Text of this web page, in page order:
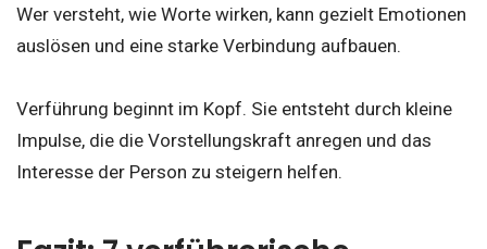
Wer versteht, wie Worte wirken, kann gezielt Emotionen
auslösen und eine starke Verbindung aufbauen.
Verführung beginnt im Kopf. Sie entsteht durch kleine
Impulse, die die Vorstellungskraft anregen und das
Interesse der Person zu steigern helfen.